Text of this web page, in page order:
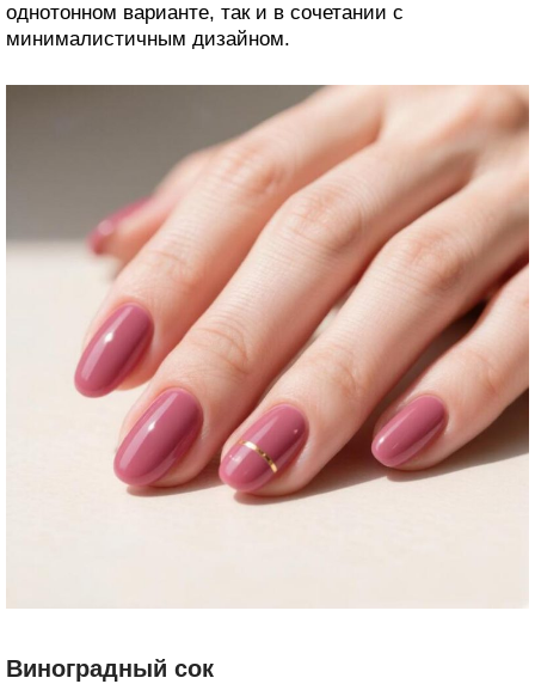
однотонном варианте, так и в сочетании с
минималистичным дизайном.
Виноградный сок